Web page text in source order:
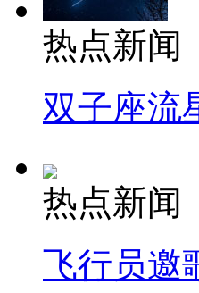
热点新闻
双子座流
热点新闻
飞行员邀